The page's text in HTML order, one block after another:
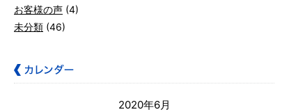
お客様の声 (4)
未分類 (46)
2020年6月